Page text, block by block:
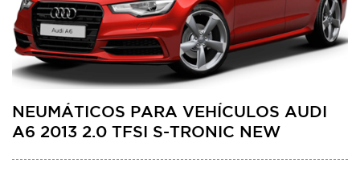
NEUMÁTICOS PARA VEHÍCULOS AUDI
A6 2013 2.0 TFSI S-TRONIC NEW